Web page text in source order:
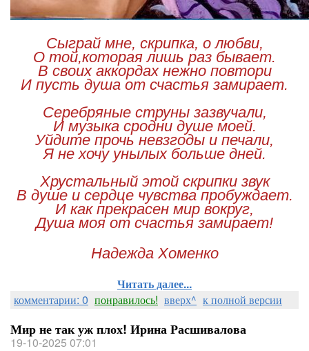
Сыграй мне, скрипка, о любви,
О той,которая лишь раз бывает.
В своих аккордах нежно повтори
И пусть душа от счастья замирает.
Серебряные струны зазвучали,
И музыка сродни душе моей.
Уйдите прочь невзгоды и печали,
Я не хочу унылых больше дней.
Хрустальный этой скрипки звук
В душе и сердце чувства пробуждает.
И как прекрасен мир вокруг,
Душа моя от счастья замирает!
Надежда Хоменко
Читать далее...
комментарии: 0 понравилось! вверх^ к полной версии
Мир не так уж плох! Ирина Расшивалова
19-10-2025 07:01